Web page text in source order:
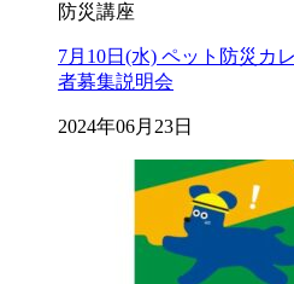
防災講座
7月10日(水) ペット防災カ
者募集説明会
2024年06月23日